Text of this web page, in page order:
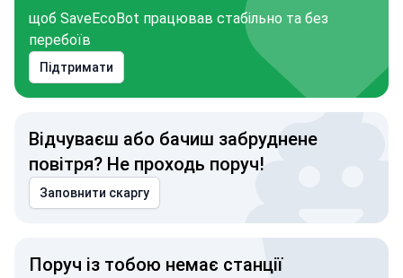
щоб SaveEcoBot працював стабільно та без
перебоїв
Підтримати
Відчуваєш або бачиш забруднене
повітря? Не проходь поруч!
Заповнити скаргу
Поруч із тобою немає станції